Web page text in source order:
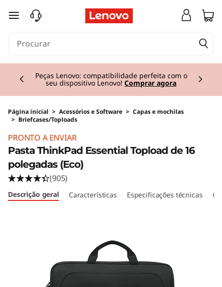
saltar para o conteúdo principal
Peças Lenovo: compatibilidade perfeita com o
seu dispositivo Lenovo! Comprar agora
Página inicial > Acessórios e Software > Capas e mochilas
> Briefcases/Toploads
PRONTO A ENVIAR
Pasta ThinkPad Essential Topload de 16
polegadas (Eco)
(905)
Descrição geral Características Especificações técnicas